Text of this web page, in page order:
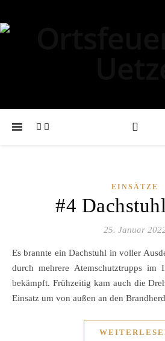
EINSÄTZE
#4
25. Januar
Es brannte ein Dachstuhl in voller Ausdehnung. Das Feue wurde
durch mehrere Atemschutztrupps im
bekämpft. Frühzeitig kam auch die
Einsatz um von außen an den